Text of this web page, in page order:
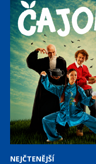
NEJČTENĚJŠÍ